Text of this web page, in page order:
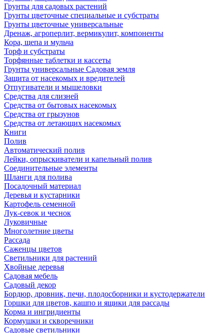
Грунты для садовых растений
Грунты цветочные специальные и субстраты
Грунты цветочные универсальные
Дренаж, агроперлит, вермикулит, компоненты
Кора, щепа и мульча
Торф и субстраты
Торфянные таблетки и кассеты
Грунты универсальные Садовая земля
Защита от насекомых и вредителей
Отпугиватели и мышеловки
Средства для слизней
Средства от бытовых насекомых
Средства от грызунов
Средства от летающих насекомых
Книги
Полив
Автоматический полив
Лейки, опрыскиватели и капельный полив
Соединительные элементы
Шланги для полива
Посадочный материал
Деревья и кустарники
Картофель семенной
Лук-севок и чеснок
Луковичные
Многолетние цветы
Рассада
Саженцы цветов
Светильники для растений
Хвойные деревья
Садовая мебель
Садовый декор
Бордюр, дровник, печи, плодосборники и кустодержатели
Горшки для цветов, кашпо и ящики для рассады
Корма и ингридиенты
Кормушки и скворечники
Садовые светильники